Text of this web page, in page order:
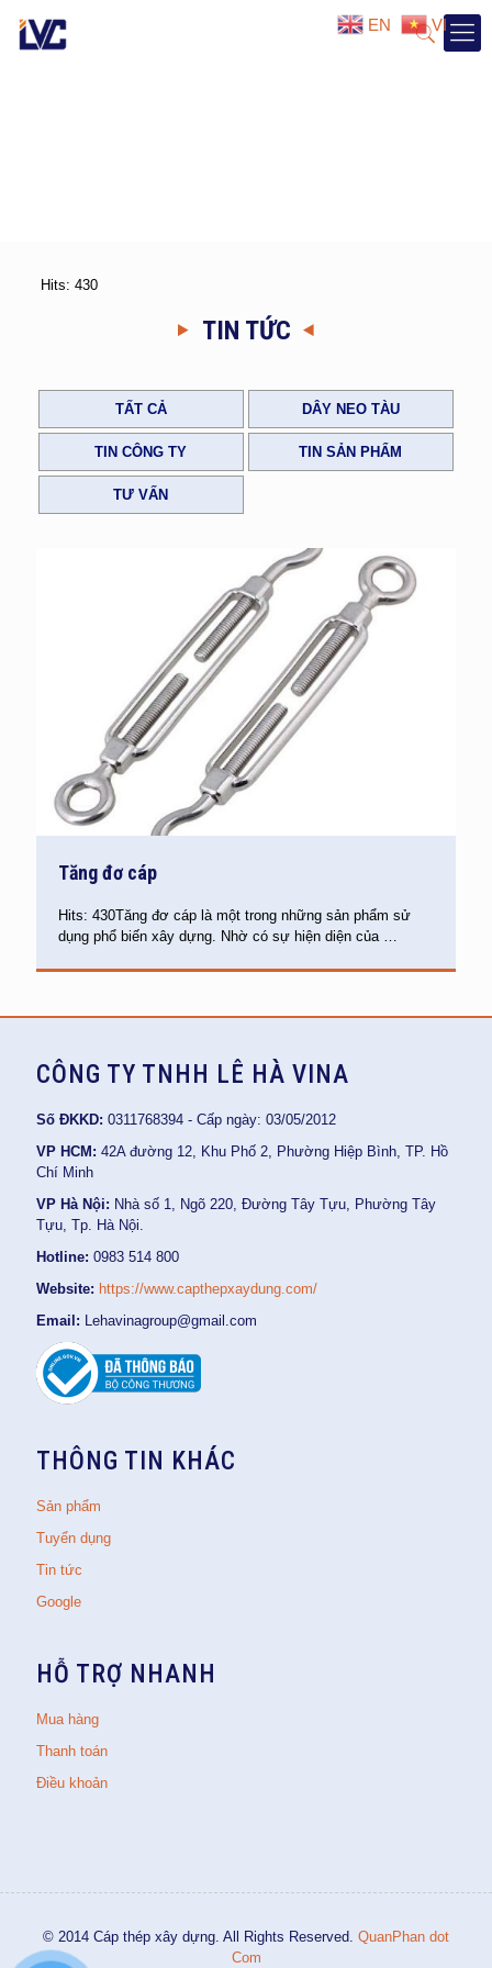
Hits: 430
TIN TỨC
TẤT CẢ DÂY NEO TÀU
TIN CÔNG TY TIN SẢN PHẨM
TƯ VẤN
Tăng đơ cáp
Hits: 430Tăng đơ cáp là một trong những sản phẩm sử
dụng phổ biến xây dựng. Nhờ có sự hiện diện của
CÔNG TY TNHH LÊ HÀ VINA
Số ĐKKD: 0311768394 - Cấp ngày: 03/05/2012
VP HCM: 42A đường 12, Khu Phố 2, Phường Hiệp Bình, TP. Hồ
Chí Minh
VP Hà Nội: Nhà số 1, Ngõ 220, Đường Tây Tựu, Phường Tây
Tựu, Tp. Hà Nội.
Hotline: 0983 514 800
Website: https://www.capthepxaydung.com/
Email: Lehavinagroup@gmail.com
THÔNG TIN KHÁC
Sản phẩm
Tuyển dụng
Tin tức
Google
HỖ TRỢ NHANH
Mua hàng
Thanh toán
Điều khoản
© 2014 Cáp thép xây dựng. All Rights Reserved. QuanPhan dot
Com
EN VI